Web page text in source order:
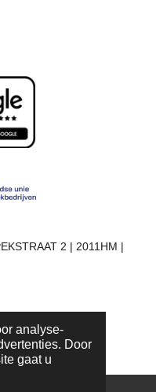
analyse-
Door
gaat u
2 | 2011HM |